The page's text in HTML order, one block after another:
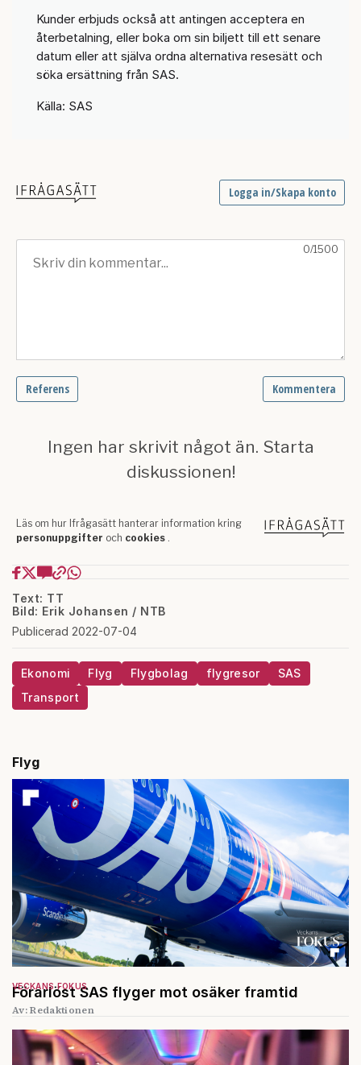
Kunder erbjuds också att antingen acceptera en
återbetalning, eller boka om sin biljett till ett senare
datum eller att själva ordna alternativa resesätt och
söka ersättning från SAS.
Källa: SAS
Text: TT
Bild: Erik Johansen / NTB
Publicerad 2022-07-04
Ekonomi Flyg Flygbolag flygresor
SAS
Transport
Flyg
Förarlöst SAS flyger mot osäker framtid
VECKANS FOKUS
Av: Redaktionen